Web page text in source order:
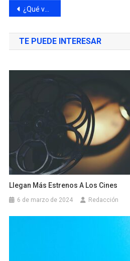
¿Qué vas hacer el finde? Legos, Maratón y una sesión de piano ¿te animás?
TE PUEDE INTERESAR
Llegan Más Estrenos A Los Cines
6 de marzo de 2024 Redacción